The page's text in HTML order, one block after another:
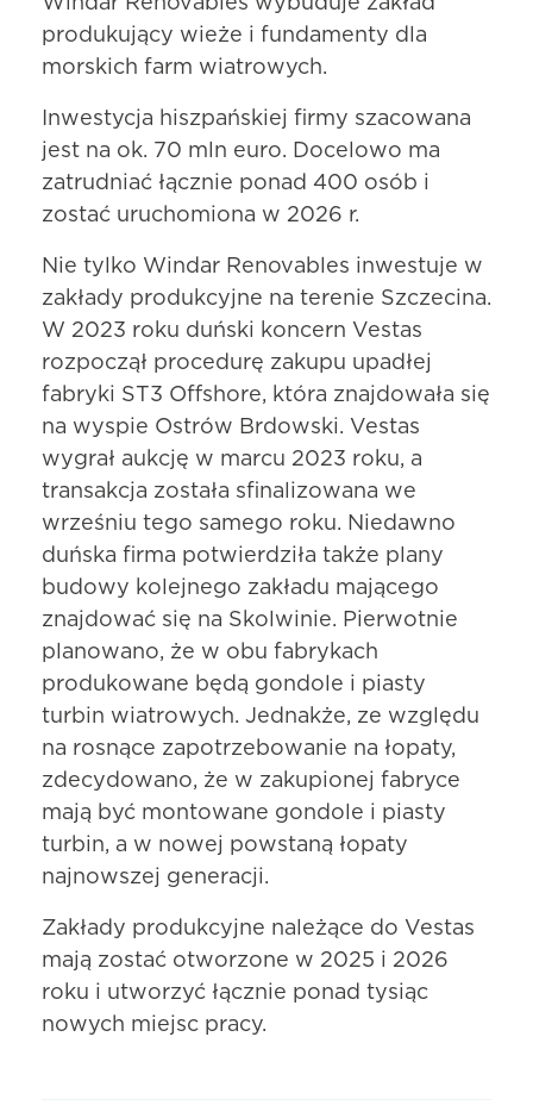
produkujący wieże i fundamenty dla
morskich farm wiatrowych.
Inwestycja hiszpańskiej firmy szacowana
jest na ok. 70 mln euro. Docelowo ma
zatrudniać łącznie ponad 400 osób i
zostać uruchomiona w 2026 r.
Nie tylko Windar Renovables inwestuje w
zakłady produkcyjne na terenie Szczecina.
W 2023 roku duński koncern Vestas
rozpoczął procedurę zakupu upadłej
fabryki ST3 Offshore, która znajdowała się
na wyspie Ostrów Brdowski. Vestas
wygrał aukcję w marcu 2023 roku, a
transakcja została sfinalizowana we
wrześniu tego samego roku. Niedawno
duńska firma potwierdziła także plany
budowy kolejnego zakładu mającego
znajdować się na Skolwinie. Pierwotnie
planowano, że w obu fabrykach
produkowane będą gondole i piasty
turbin wiatrowych. Jednakże, ze względu
na rosnące zapotrzebowanie na łopaty,
zdecydowano, że w zakupionej fabryce
mają być montowane gondole i piasty
turbin, a w nowej powstaną łopaty
najnowszej generacji.
Zakłady produkcyjne należące do Vestas
mają zostać otworzone w 2025 i 2026
roku i utworzyć łącznie ponad tysiąc
nowych miejsc pracy.